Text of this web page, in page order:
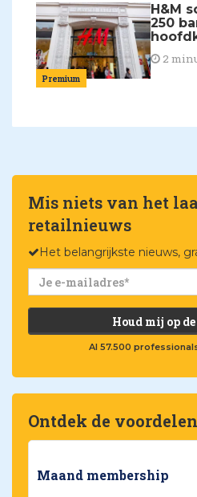
Premium
H&M
250
2
Mis niets van het
retailnieuws
Het belangrijkste nieuws,
Houd mij op
Al 57.500
Ontdek de
Maand membership